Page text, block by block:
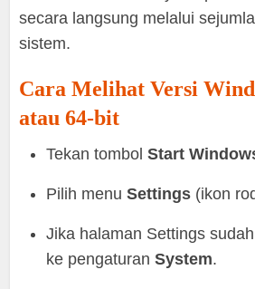
secara langsung melalui
sistem.
Cara Melihat Versi
atau 64-bit
Tekan tombolStart
Pilih menuSettings (ikon
Jika halaman Settings
ke pengaturanSystem.